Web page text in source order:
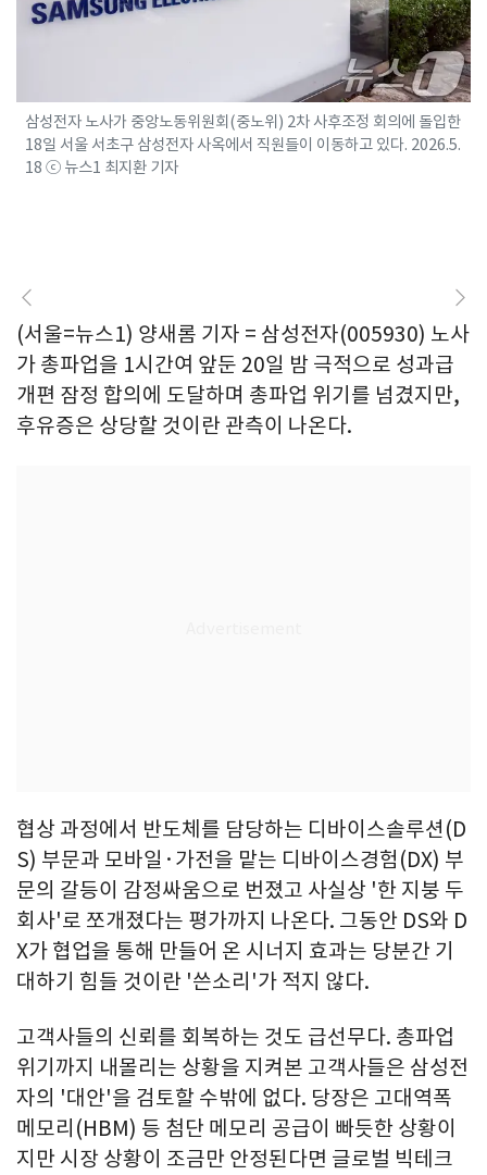
삼성전자 노사가 중앙노동위원회(중노위) 2차 사후조정 회의에 돌입한
18일 서울 서초구 삼성전자 사옥에서 직원들이 이동하고 있다. 2026.5.
18 ⓒ 뉴스1 최지환 기자
(서울=뉴스1) 양새롬 기자 = 삼성전자(005930) 노사
가 총파업을 1시간여 앞둔 20일 밤 극적으로 성과급
개편 잠정 합의에 도달하며 총파업 위기를 넘겼지만,
후유증은 상당할 것이란 관측이 나온다.
협상 과정에서 반도체를 담당하는 디바이스솔루션(D
S) 부문과 모바일·가전을 맡는 디바이스경험(DX) 부
문의 갈등이 감정싸움으로 번졌고 사실상 '한 지붕 두
회사'로 쪼개졌다는 평가까지 나온다. 그동안 DS와 D
X가 협업을 통해 만들어 온 시너지 효과는 당분간 기
대하기 힘들 것이란 '쓴소리'가 적지 않다.
고객사들의 신뢰를 회복하는 것도 급선무다. 총파업
위기까지 내몰리는 상황을 지켜본 고객사들은 삼성전
자의 '대안'을 검토할 수밖에 없다. 당장은 고대역폭
메모리(HBM) 등 첨단 메모리 공급이 빠듯한 상황이
지만 시장 상황이 조금만 안정된다면 글로벌 빅테크